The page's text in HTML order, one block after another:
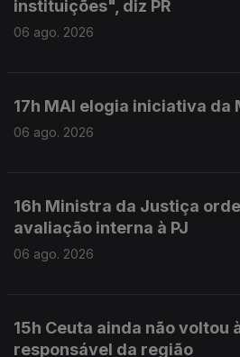
instituições", diz PR
06 ago. 2026
17h MAI elogia iniciativa
06 ago. 2026
16h Ministra da Justiça
avaliação interna à PJ
06 ago. 2026
15h Ceuta ainda não voltou
responsável da região